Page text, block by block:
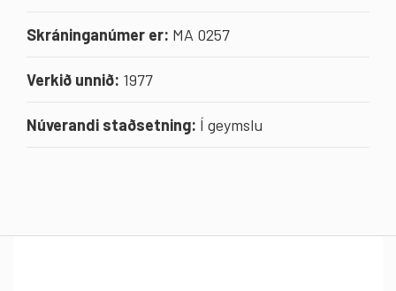
Skráninganúmer er: MA 0257
Verkið unnið: 1977
Núverandi staðsetning: Í geymslu